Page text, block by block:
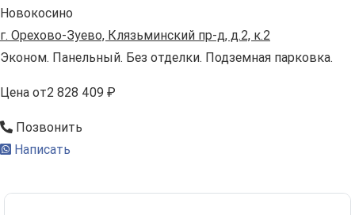
Новокосино
г. Орехово-Зуево, Клязьминский пр-д, д.2, к.2
Эконом. Панельный. Без отделки. Подземная парковка.
Цена от2 828 409 ₽
Позвонить
Написать